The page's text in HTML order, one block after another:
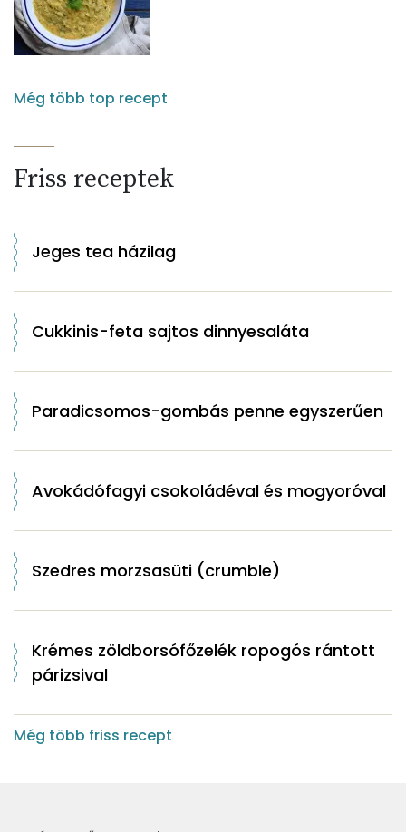
Még több top recept
Friss receptek
Jeges tea házilag
Cukkinis-feta sajtos dinnyesaláta
Paradicsomos-gombás penne egyszerűen
Avokádófagyi csokoládéval és mogyoróval
Szedres morzsasüti (crumble)
Krémes zöldborsófőzelék ropogós rántott
párizsival
Még több friss recept